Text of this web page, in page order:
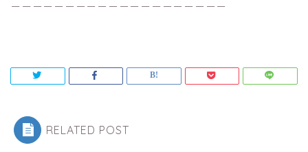
RELATED POST